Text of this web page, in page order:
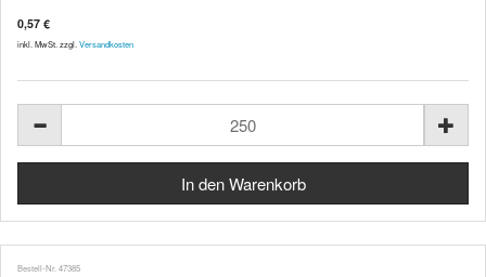
0,57 €
inkl. MwSt. zzgl. Versandkosten
Bestell-Nr. 47385